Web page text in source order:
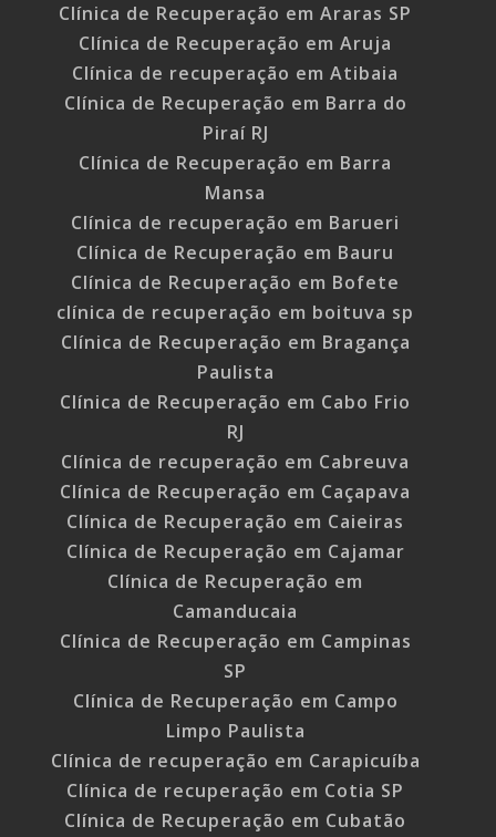
Clínica de Recuperação em Araras SP
Clínica de Recuperação em Aruja
Clínica de recuperação em Atibaia
Clínica de Recuperação em Barra do
Piraí RJ
Clínica de Recuperação em Barra
Mansa
Clínica de recuperação em Barueri
Clínica de Recuperação em Bauru
Clínica de Recuperação em Bofete
clínica de recuperação em boituva sp
Clínica de Recuperação em Bragança
Paulista
Clínica de Recuperação em Cabo Frio
RJ
Clínica de recuperação em Cabreuva
Clínica de Recuperação em Caçapava
Clínica de Recuperação em Caieiras
Clínica de Recuperação em Cajamar
Clínica de Recuperação em
Camanducaia
Clínica de Recuperação em Campinas
SP
Clínica de Recuperação em Campo
Limpo Paulista
Clínica de recuperação em Carapicuíba
Clínica de recuperação em Cotia SP
Clínica de Recuperação em Cubatão